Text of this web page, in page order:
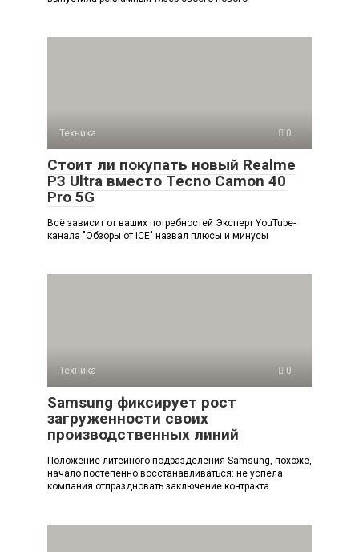
Техника 0
Стоит ли покупать новый Realme
P3 Ultra вместо Tecno Camon 40
Pro 5G
Всё зависит от ваших потребностей Эксперт YouTube-
канала "Обзоры от iCE" назвал плюсы и минусы
Техника 0
Samsung фиксирует рост
загруженности своих
производственных линий
Положение литейного подразделения Samsung, похоже,
начало постепенно восстанавливаться: не успела
компания отпраздновать заключение контракта